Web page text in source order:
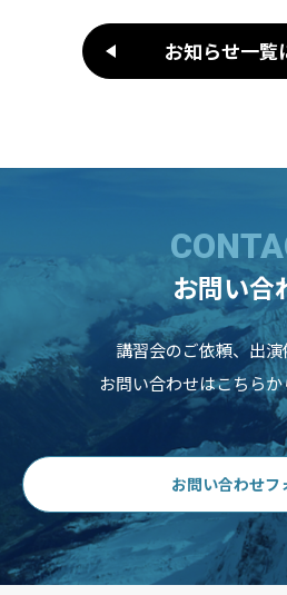
お知らせ一覧
お問い合
講習会のご依頼、出
お問い合わせはこちら
お問い合わせフ